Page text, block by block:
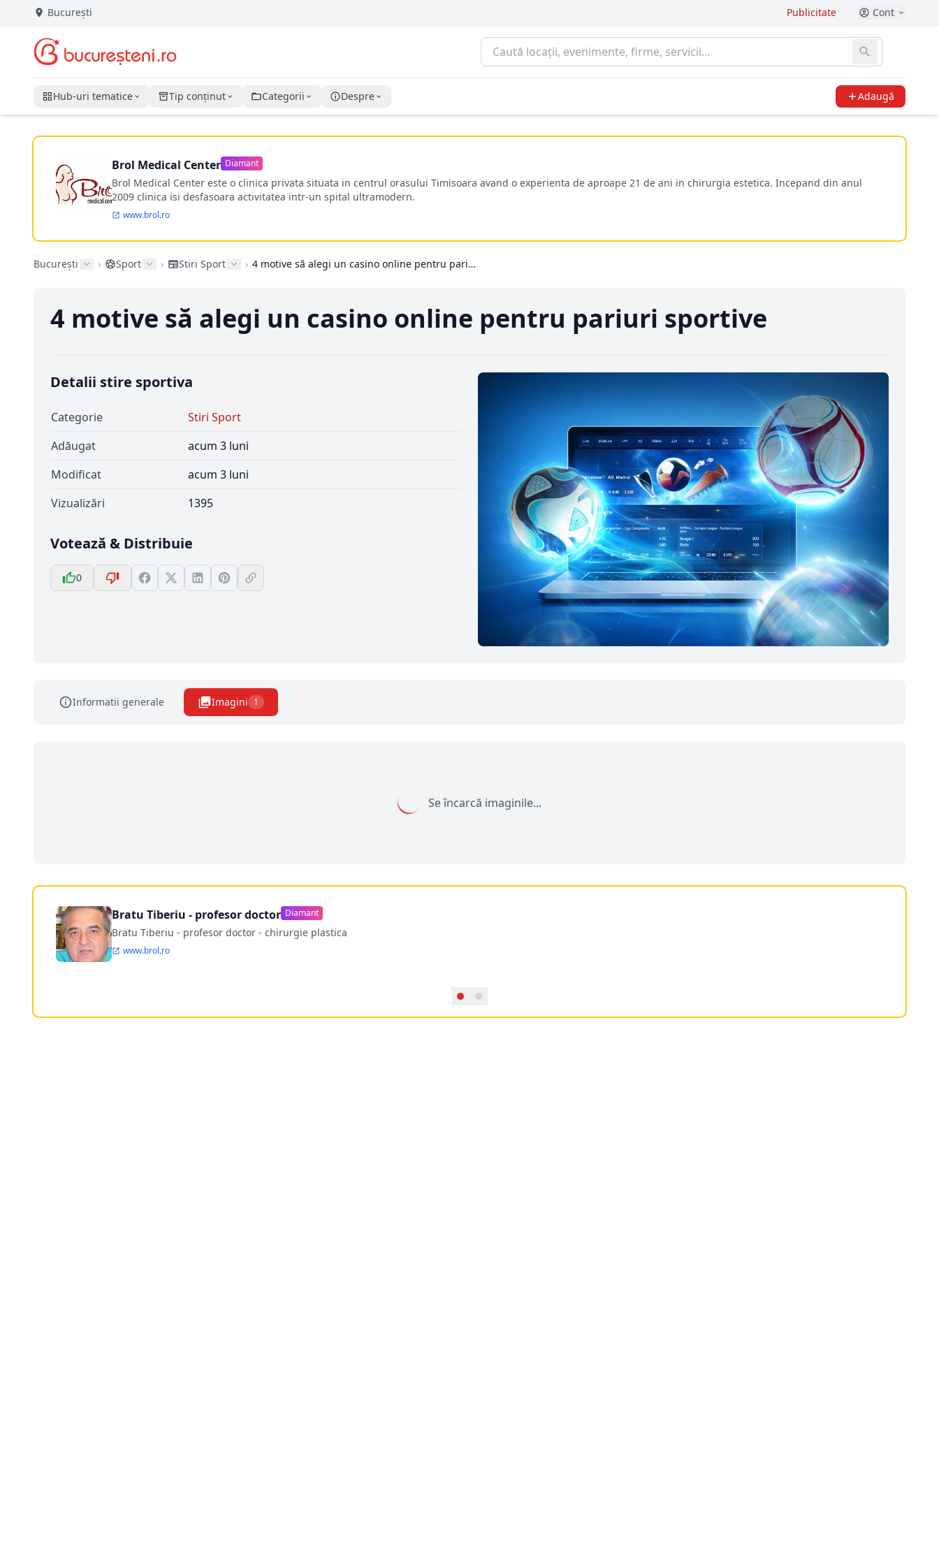
București Publicitate Cont
Hub-uri tematice Tip conținut Categorii Despre Adaugă
Brol Medical Center Diamant
Brol Medical Center este o clinica privata situata in centrul orasului Timisoara avand o experienta de aproape 21 de ani in chirurgia estetica. Incepand din anul
2009 clinica isi desfasoara activitatea intr-un spital ultramodern.
www.brol.ro
București › Sport › Stiri Sport › 4 motive să alegi un casino online pentru pariuri sportive
4 motive să alegi un casino online pentru pariuri sportive
Detalii stire sportiva
Categorie
Stiri Sport
Adăugat
acum 3 luni
Modificat
acum 3 luni
Vizualizări
1395
Votează & Distribuie
0
Informatii generale Imagini 1
Se încarcă imaginile...
Bratu Tiberiu - profesor doctor Diamant
Bratu Tiberiu - profesor doctor - chirurgie plastica
www.brol.ro